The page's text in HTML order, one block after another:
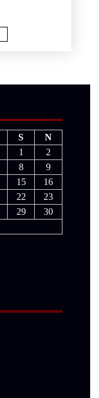
S
N
1
2
8
9
15
16
22
23
29
30